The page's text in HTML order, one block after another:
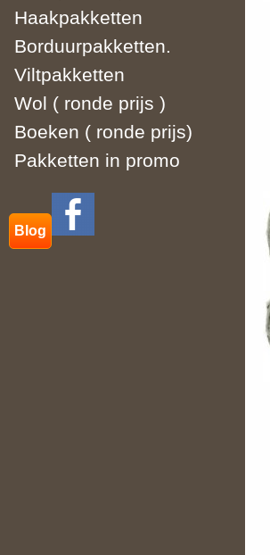
Haakpakketten
Borduurpakketten.
Viltpakketten
Wol ( ronde prijs )
Boeken ( ronde prijs)
Pakketten in promo
Blog